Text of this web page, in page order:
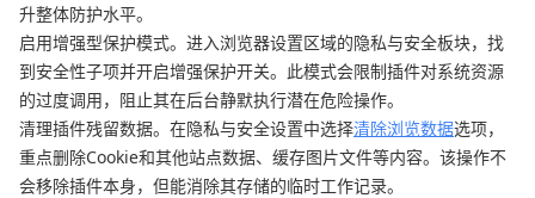
升整体防护水平。
启用增强型保护模式。进入浏览器设置区域的隐私与安全板块，找
到安全性子项并开启增强保护开关。此模式会限制插件对系统资源
的过度调用，阻止其在后台静默执行潜在危险操作。
清理插件残留数据。在隐私与安全设置中选择清除浏览数据选项，
重点删除Cookie和其他站点数据、缓存图片文件等内容。该操作不
会移除插件本身，但能消除其存储的临时工作记录。